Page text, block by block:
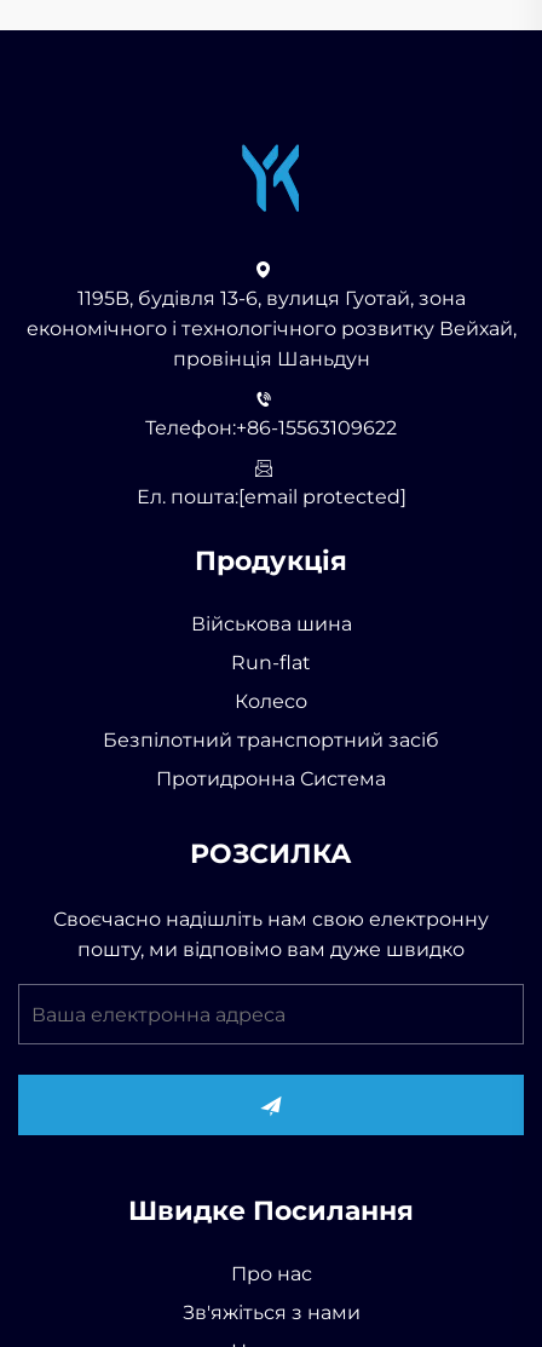
1195B, будівля 13-6, вулиця Гуотай, зона
економічного і технологічного розвитку Вейхай,
провінція Шаньдун
Телефон:+86-15563109622
Ел. пошта:[email protected]
Продукція
Військова шина
Run-flat
Колесо
Безпілотний транспортний засіб
Протидронна Система
РОЗСИЛКА
Своєчасно надішліть нам свою електронну
пошту, ми відповімо вам дуже швидко
Швидке Посилання
Про нас
Зв'яжіться з нами